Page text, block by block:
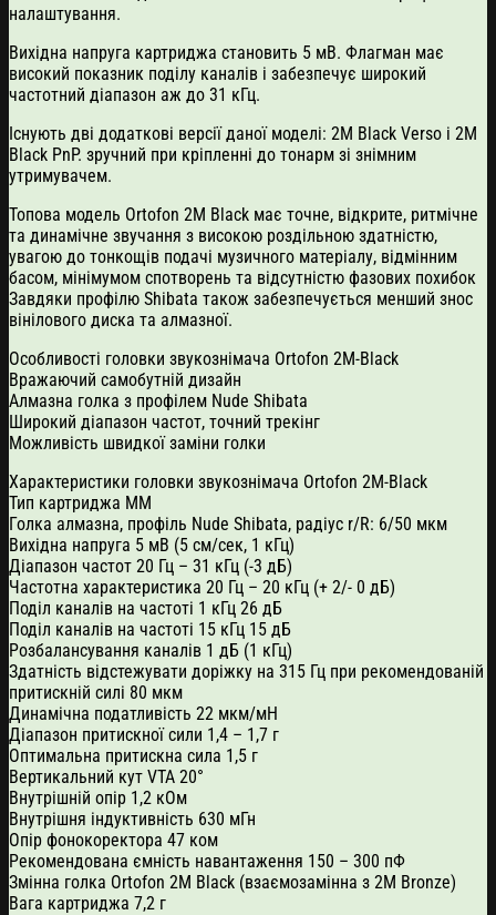
налаштування.
Вихідна напруга картриджа становить 5 мВ. Флагман має
високий показник поділу каналів і забезпечує широкий
частотний діапазон аж до 31 кГц.
Існують дві додаткові версії даної моделі: 2M Black Verso і 2M
Black PnP. зручний при кріпленні до тонарм зі знімним
утримувачем.
Топова модель Ortofon 2M Black має точне, відкрите, ритмічне
та динамічне звучання з високою роздільною здатністю,
увагою до тонкощів подачі музичного матеріалу, відмінним
басом, мінімумом спотворень та відсутністю фазових похибок
Завдяки профілю Shibata також забезпечується менший знос
вінілового диска та алмазної.
Особливості головки звукознімача Ortofon 2M-Black
Вражаючий самобутній дизайн
Алмазна голка з профілем Nude Shibata
Широкий діапазон частот, точний трекінг
Можливість швидкої заміни голки
Характеристики головки звукознімача Ortofon 2M-Black
Тип картриджа MM
Голка алмазна, профіль Nude Shibata, радіус r/R: 6/50 мкм
Вихідна напруга 5 мВ (5 см/сек, 1 кГц)
Діапазон частот 20 Гц – 31 кГц (-3 дБ)
Частотна характеристика 20 Гц – 20 кГц (+ 2/- 0 дБ)
Поділ каналів на частоті 1 кГц 26 дБ
Поділ каналів на частоті 15 кГц 15 дБ
Розбалансування каналів 1 дБ (1 кГц)
Здатність відстежувати доріжку на 315 Гц при рекомендованій
притискній силі 80 мкм
Динамічна податливість 22 мкм/мН
Діапазон притискної сили 1,4 – 1,7 г
Оптимальна притискна сила 1,5 г
Вертикальний кут VTA 20°
Внутрішній опір 1,2 кОм
Внутрішня індуктивність 630 мГн
Опір фонокоректора 47 ком
Рекомендована ємність навантаження 150 – 300 пФ
Змінна голка Ortofon 2M Black (взаємозамінна з 2M Bronze)
Вага картриджа 7,2 г